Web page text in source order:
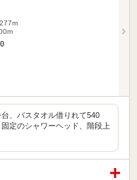
、バスタオル借りれて540
定のシャワーヘッド、階段上